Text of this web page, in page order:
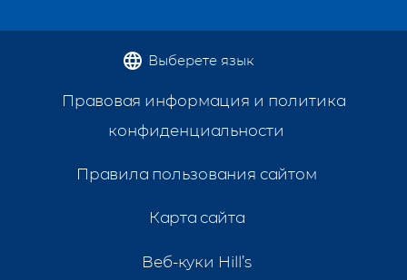
Правовая информация и политика
конфиденциальности
Правила пользования сайтом
Карта сайта
Веб-куки Hill’s
Выберете язык